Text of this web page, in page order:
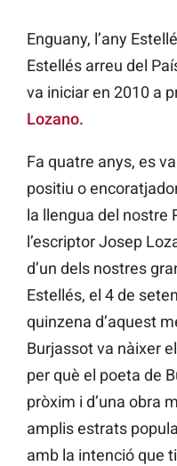
Enguany, l’any
Estellés arreu del
va iniciar en 2010 a
Lozano.
Fa quatre anys, es
positiu o
la llengua del nostre
l’escriptor Josep
d’un dels nostres
Estellés, el 4 de
quinzena d’aquest
Burjassot va nàixer
per què el poeta de
pròxim i d’una obra
amplis estrats
amb la intenció que